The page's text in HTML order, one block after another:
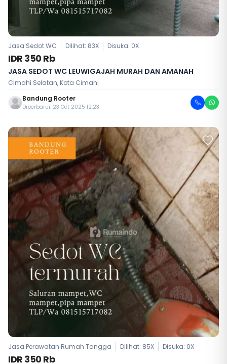
Jasa Sedot WC Dilihat: 83X Disuka: 0X
IDR 350 Rb
JASA SEDOT WC LEUWIGAJAH MURAH DAN AMANAH
Cimahi Selatan, Kota Cimahi
Bandung Rooter
Diperbarui: 23 Oct 2025 12:23
Jasa Perawatan Rumah Tangga Dilihat: 85X Disuka: 0X
IDR 350 Rb